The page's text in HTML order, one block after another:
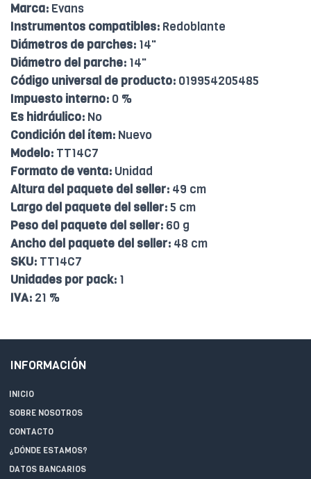
Marca: Evans
Instrumentos compatibles: Redoblante
Diámetros de parches: 14"
Diámetro del parche: 14"
Código universal de producto: 019954205485
Impuesto interno: 0 %
Es hidráulico: No
Condición del ítem: Nuevo
Modelo: TT14C7
Formato de venta: Unidad
Altura del paquete del seller: 49 cm
Largo del paquete del seller:5 cm
Peso del paquete del seller: 60 g
Ancho del paquete del seller: 48 cm
SKU: TT14C7
Unidades por pack: 1
IVA: 21 %
INFORMACIÓN
INICIO
SOBRE NOSOTROS
CONTACTO
¿DÓNDE ESTAMOS?
DATOS BANCARIOS